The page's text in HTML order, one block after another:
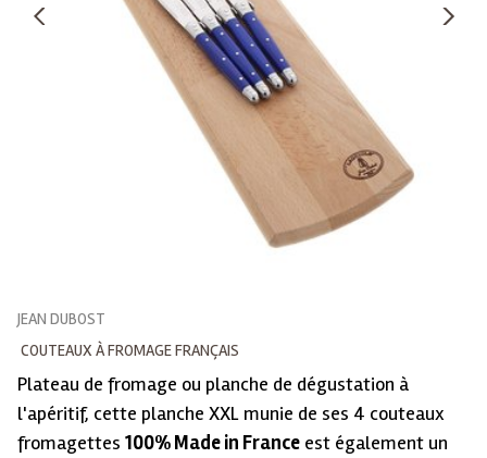
JEAN DUBOST
COUTEAUX À FROMAGE FRANÇAIS
Plateau de fromage ou planche de dégustation à
l'apéritif, cette planche XXL munie de ses 4 couteaux
fromagettes 100% Made in France est également un